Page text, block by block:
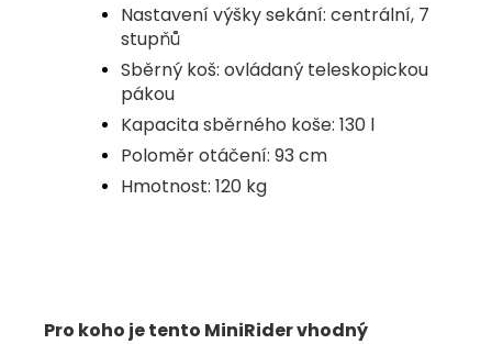
Nastavení výšky sekání: centrální, 7
stupňů
Sběrný koš: ovládaný teleskopickou
pákou
Kapacita sběrného koše: 130 l
Poloměr otáčení: 93 cm
Hmotnost: 120 kg
Pro koho je tento MiniRider vhodný